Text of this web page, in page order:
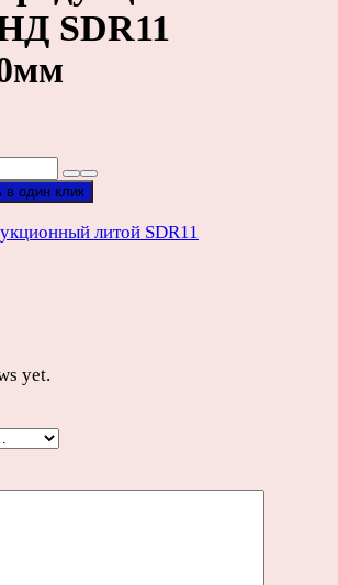
SDR11
в один клик
литой SDR11
yet.